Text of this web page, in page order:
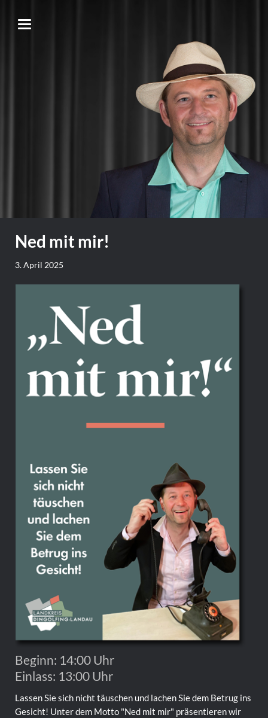
Ned mit mir!
3. April 2025
Beginn: 14:00 Uhr
Einlass: 13:00 Uhr
Lassen Sie sich nicht täuschen und lachen Sie dem Betrug ins
Gesicht! Unter dem Motto "Ned mit mir" präsentieren wir